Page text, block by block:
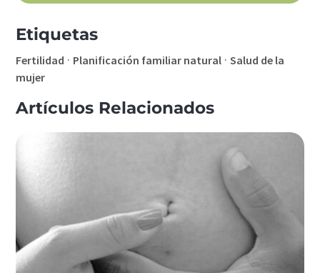
Etiquetas
Fertilidad · Planificación familiar natural ·Salud de la
mujer
Artículos Relacionados